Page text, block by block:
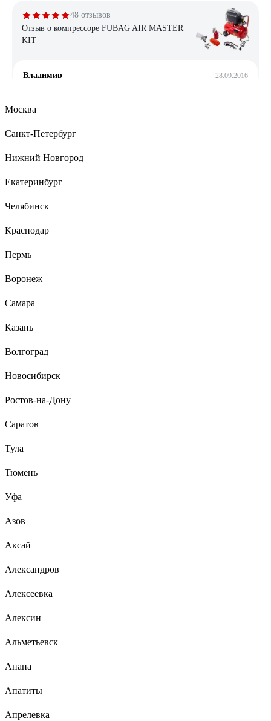
48 отзывов
Отзыв о компрессоре FUBAG AIR MASTER
KIT
Владимир 28.09.2016
216 отзывов
pneumatic PG-602
Габариты, компактность, тихий (относительно),
23 сет., мощность (1,4кВт), правильная ручка для переноски.
Москва
Санкт-Петербург
Нижний Новгород
Екатеринбург
Челябинск
Краснодар
Пермь
Воронеж
Самара
Казань
Волгоград
Новосибирск
Ростов-на-Дону
Саратов
Тула
Тюмень
Уфа
Азов
Аксай
Александров
Алексеевка
Алексин
Альметьевск
Анапа
Апатиты
Апрелевка